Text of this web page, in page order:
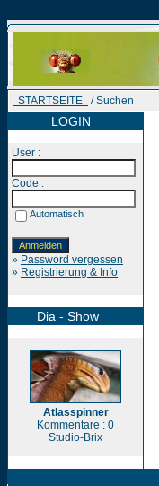
STARTSEITE / Suchen
LOGIN
User :
Code :
Automatisch
» Password vergessen
» Registrierung & Info
Dia - Show
Atlasspinner
Kommentare : 0
Studio-Brix